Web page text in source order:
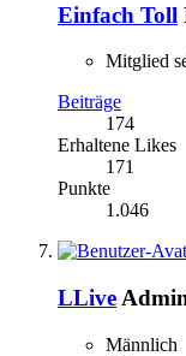
Einfach Toll
Mitglied
Beiträge
174
Erhaltene Likes
171
Punkte
1.046
LLive
Männlich